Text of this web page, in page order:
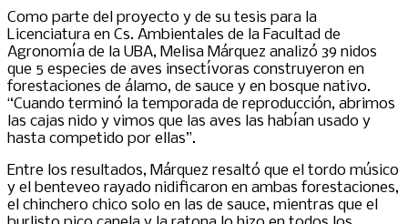
Como parte del proyecto y de su tesis para la
Licenciatura en Cs. Ambientales de la Facultad de
Agronomía de la UBA, Melisa Márquez analizó 39 nidos
que 5 especies de aves insectívoras construyeron en
forestaciones de álamo, de sauce y en bosque nativo.
“Cuando terminó la temporada de reproducción, abrimos
las cajas nido y vimos que las aves las habían usado y
hasta competido por ellas”.
Entre los resultados, Márquez resaltó que el tordo músico
y el benteveo rayado nidificaron en ambas forestaciones,
el chinchero chico solo en las de sauce, mientras que el